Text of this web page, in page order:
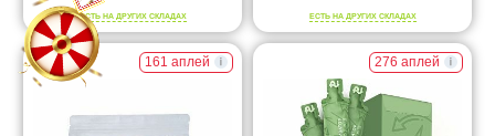
ЕСТЬ НА ДРУГИХ СКЛАДАХ ЕСТЬ НА ДРУГИХ СКЛАДАХ
161 аплей 276 аплей